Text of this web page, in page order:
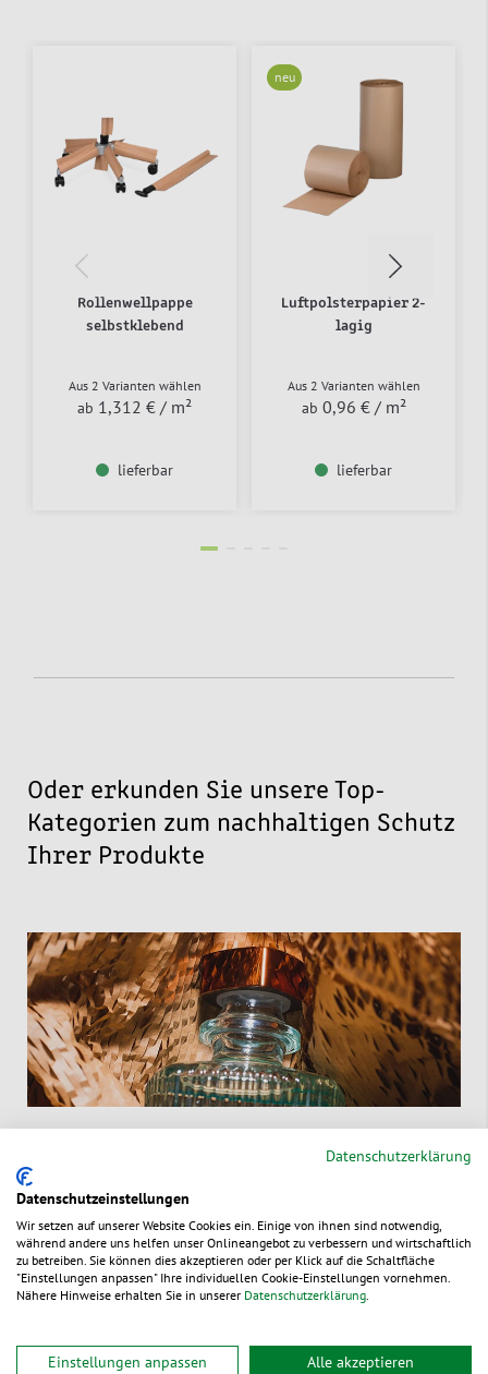
Rollenwellpappe
selbstklebend
Aus 2 Varianten wählen
ab 1,312 € / m²
lieferbar
neu
Luftpolsterpapier 2-
lagig
Aus 2 Varianten wählen
ab 0,96 € / m²
lieferbar
Oder erkunden Sie unsere Top-
Kategorien zum nachhaltigen Schutz
Ihrer Produkte
Nachhaltige Versandverpackungen
Kartons, Schachteln & Boxen
Versandtaschen Papierklebebänder
Datenschutzerklärung
Datenschutzeinstellungen
Wir setzen auf unserer Website Cookies ein. Einige von ihnen sind notwendig,
während andere uns helfen unser Onlineangebot zu verbessern und wirtschaftlich
zu betreiben. Sie können dies akzeptieren oder per Klick auf die Schaltfläche
"Einstellungen anpassen" Ihre individuellen Cookie-Einstellungen vornehmen.
Nähere Hinweise erhalten Sie in unserer Datenschutzerklärung
Einstellungen anpassen Alle akzeptieren